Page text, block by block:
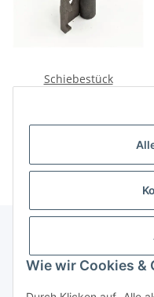
Wie wir Cookies &
Schiebestück
Informationen